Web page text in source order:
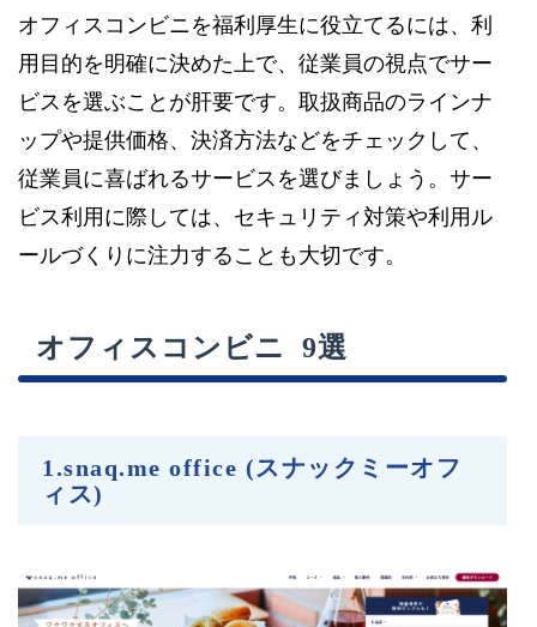
オフィスコンビニを福利厚生に役立てるには、利
用目的を明確に決めた上で、従業員の視点でサー
ビスを選ぶことが肝要です。取扱商品のラインナ
ップや提供価格、決済方法などをチェックして、
従業員に喜ばれるサービスを選びましょう。サー
ビス利用に際しては、セキュリティ対策や利用ル
ールづくりに注力することも大切です。
オフィスコンビニ 9選
1.snaq.me office (スナックミーオフ
ィス)